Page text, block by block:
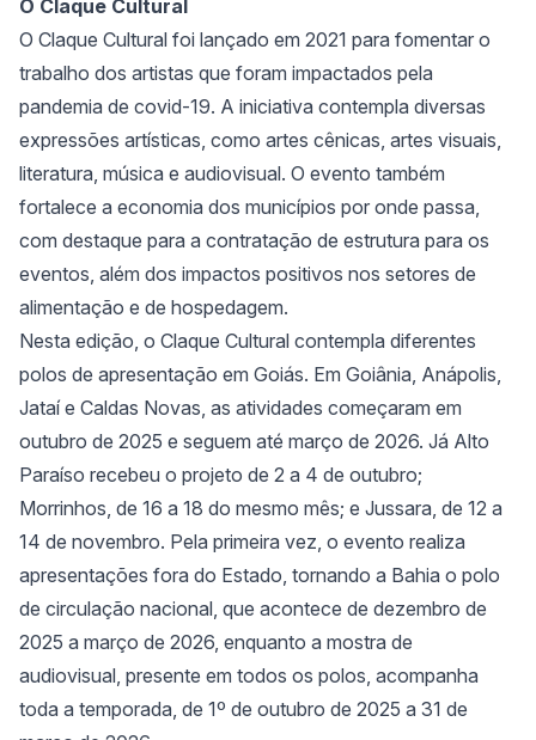
O Claque Cultural
O Claque Cultural foi lançado em 2021 para fomentar o
trabalho dos artistas que foram impactados pela
pandemia de covid-19. A iniciativa contempla diversas
expressões artísticas, como artes cênicas, artes visuais,
literatura, música e audiovisual. O evento também
fortalece a economia dos municípios por onde passa,
com destaque para a contratação de estrutura para os
eventos, além dos impactos positivos nos setores de
alimentação e de hospedagem.
Nesta edição, o Claque Cultural contempla diferentes
polos de apresentação em Goiás. Em Goiânia, Anápolis,
Jataí e Caldas Novas, as atividades começaram em
outubro de 2025 e seguem até março de 2026. Já Alto
Paraíso recebeu o projeto de 2 a 4 de outubro;
Morrinhos, de 16 a 18 do mesmo mês; e Jussara, de 12 a
14 de novembro. Pela primeira vez, o evento realiza
apresentações fora do Estado, tornando a Bahia o polo
de circulação nacional, que acontece de dezembro de
2025 a março de 2026, enquanto a mostra de
audiovisual, presente em todos os polos, acompanha
toda a temporada, de 1º de outubro de 2025 a 31 de